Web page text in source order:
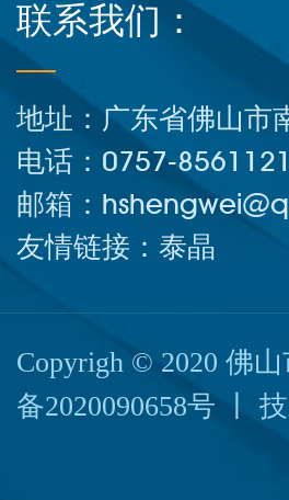
联系我们：
地址：广东省佛山市
电话：0757-
邮箱：
友情链接： 泰晶
Copyrigh © 2020 佛
备2020090658号 丨